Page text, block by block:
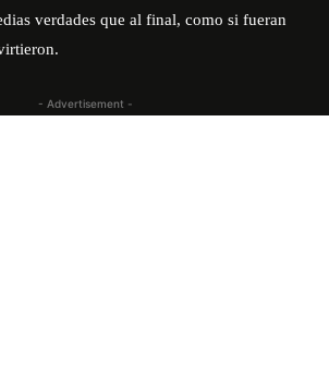
verdades que al final, como si fueran
- Advertisement -